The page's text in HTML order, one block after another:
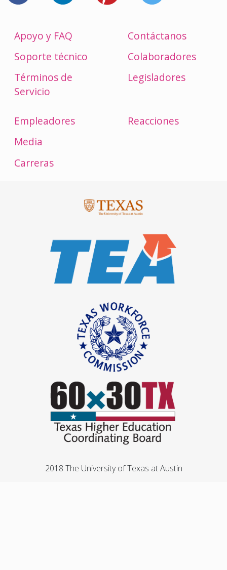
Apoyo y FAQ
Soporte técnico
Términos de
Servicio
Contáctanos
Colaboradores
Legisladores
Empleadores
Media
Carreras
Reacciones
2018 The University of Texas at Austin